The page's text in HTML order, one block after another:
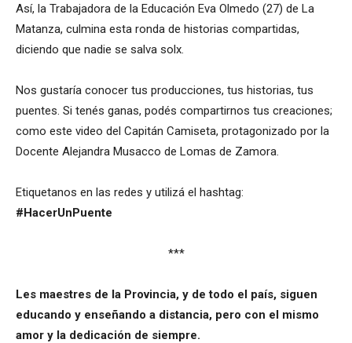
Así, la Trabajadora de la Educación Eva Olmedo (27) de La
Matanza, culmina esta ronda de historias compartidas,
diciendo que nadie se salva solx.
Nos gustaría conocer tus producciones, tus historias, tus
puentes. Si tenés ganas, podés compartirnos tus creaciones;
como este video del Capitán Camiseta, protagonizado por la
Docente Alejandra Musacco de Lomas de Zamora.
Etiquetanos en las redes y utilizá el hashtag:
#HacerUnPuente
***
Les maestres de la Provincia, y de todo el país, siguen
educando y enseñando a distancia, pero con el mismo
amor y la dedicación de siempre.